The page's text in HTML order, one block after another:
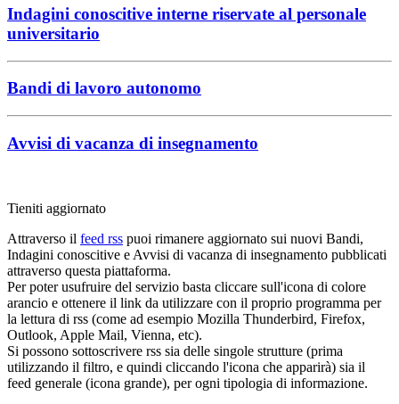
Indagini conoscitive interne riservate al personale
universitario
Bandi di lavoro autonomo
Avvisi di vacanza di insegnamento
Tieniti aggiornato
Attraverso il feed rss puoi rimanere aggiornato sui nuovi Bandi,
Indagini conoscitive e Avvisi di vacanza di insegnamento pubblicati
attraverso questa piattaforma.
Per poter usufruire del servizio basta cliccare sull'icona di colore
arancio e ottenere il link da utilizzare con il proprio programma per
la lettura di rss (come ad esempio Mozilla Thunderbird, Firefox,
Outlook, Apple Mail, Vienna, etc).
Si possono sottoscrivere rss sia delle singole strutture (prima
utilizzando il filtro, e quindi cliccando l'icona che apparirà) sia il
feed generale (icona grande), per ogni tipologia di informazione.